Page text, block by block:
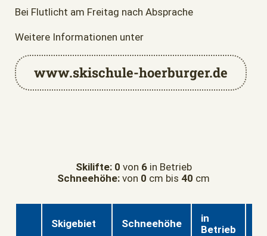
Bei Flutlicht am Freitag nach Absprache
Weitere Informationen unter
www.skischule-hoerburger.de
Skilifte: 0 von 6in Betrieb
Schneehöhe: von 0 cm bis 40 cm
Skigebiet Schneehöhe
in
Betrieb